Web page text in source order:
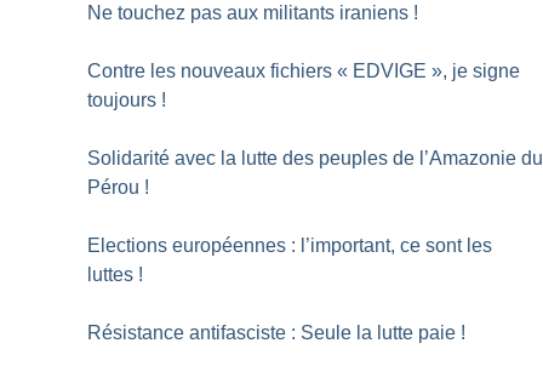
Ne touchez pas aux militants iraniens !
Contre les nouveaux fichiers « EDVIGE », je signe
toujours !
Solidarité avec la lutte des peuples de l’Amazonie du
Pérou !
Elections européennes : l’important, ce sont les
luttes !
Résistance antifasciste : Seule la lutte paie !